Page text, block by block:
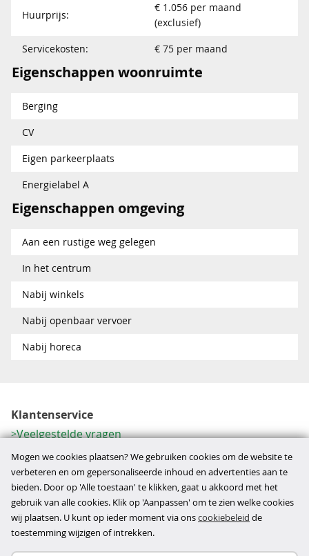
Huurprijs:
€ 1.056 per maand
(exclusief)
Servicekosten:
€ 75 per maand
Eigenschappen woonruimte
Berging
CV
Eigen parkeerplaats
Energielabel A
Eigenschappen omgeving
Aan een rustige weg gelegen
In het centrum
Nabij winkels
Nabij openbaar vervoer
Nabij horeca
Klantenservice
Veelgestelde vragen
Contactformulier
Herroeping
Over ons
Bedrijfsgegevens
Werkwijze
Mogen we cookies plaatsen? We gebruiken cookies om de website te
verbeteren en om gepersonaliseerde inhoud en advertenties aan te
bieden. Door op 'Alle toestaan' te klikken, gaat u akkoord met het
gebruik van alle cookies. Klik op 'Aanpassen' om te zien welke cookies
wij plaatsen. U kunt op ieder moment via onscookiebeleid de
toestemming wijzigen of intrekken.